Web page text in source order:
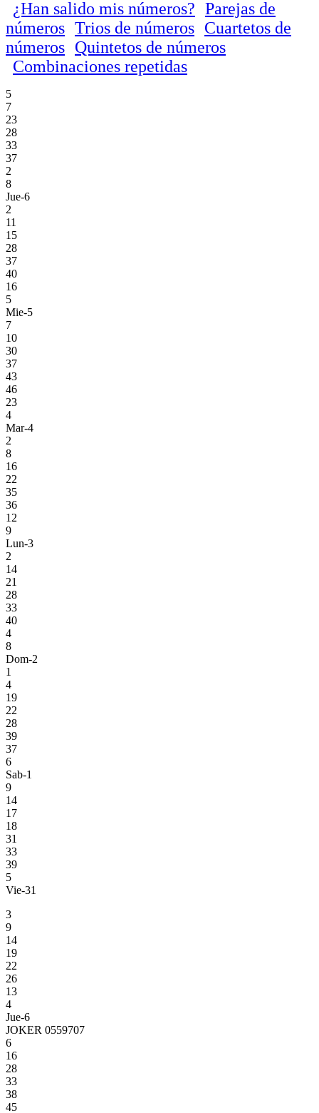
¿Han salido mis números? Parejas de
números Trios de números Cuartetos de
números Quintetos de números
Combinaciones repetidas
5
7
23
28
33
37
2
8
Jue-6
2
11
15
28
37
40
16
5
Mie-5
7
10
30
37
43
46
23
4
Mar-4
2
8
16
22
35
36
12
9
Lun-3
2
14
21
28
33
40
4
8
Dom-2
1
4
19
22
28
39
37
6
Sab-1
9
14
17
18
31
33
39
5
Vie-31
3
9
14
19
22
26
13
4
Jue-6
JOKER 0559707
6
16
28
33
38
45